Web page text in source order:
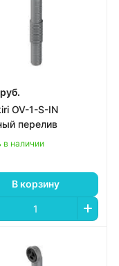
OV-1-S-IN
перелив
в наличии
В корзину